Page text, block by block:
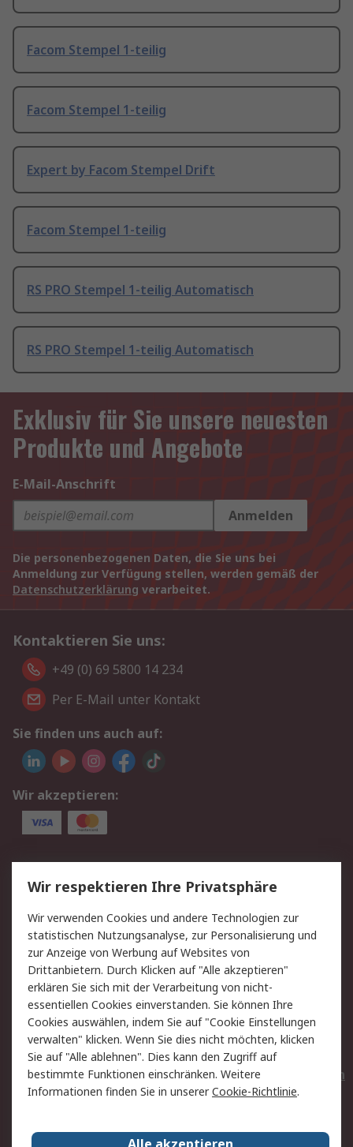
Facom Stempel 1-teilig
Facom Stempel 1-teilig
Expert by Facom Stempel Drift
Facom Stempel 1-teilig
RS PRO Stempel 1-teilig Automatisch
RS PRO Stempel 1-teilig Automatisch
Exklusiv für Sie unsere neuesten
Produkte und Angebote
E-Mail-Anschrift
Anmelden
Die personenbezogenen Daten, die Sie uns bei
Anmeldung zur Verfügung stellen, werden gemäß der
Datenschutzerklärung verarbeitet.
Kontaktieren Sie uns:
+49 (0) 69 5800 14 234
Per E-Mail unter Kontakt
Sie finden uns auch auf:
Wir akzeptieren:
Service
Value Added Services
Lieferlösungen
Rücksendungen
Kontakt
Hilfe
Privatkunden
Rechtliches
AGB
Datenschutz
Cookie-Richtlinie
Zahlungsbedingungen
Copyright/Impressum
Entsorgung
Elektrogeräte/Batterien
Wir respektieren Ihre Privatsphäre
Wir verwenden Cookies und andere Technologien zur
statistischen Nutzungsanalyse, zur Personalisierung und
zur Anzeige von Werbung auf Websites von
Drittanbietern. Durch Klicken auf "Alle akzeptieren"
erklären Sie sich mit der Verarbeitung von nicht-
essentiellen Cookies einverstanden. Sie können Ihre
Cookies auswählen, indem Sie auf "Cookie Einstellungen
verwalten" klicken. Wenn Sie dies nicht möchten, klicken
Sie auf "Alle ablehnen". Dies kann den Zugriff auf
bestimmte Funktionen einschränken. Weitere
Informationen finden Sie in unsererCookie-Richtlinie.